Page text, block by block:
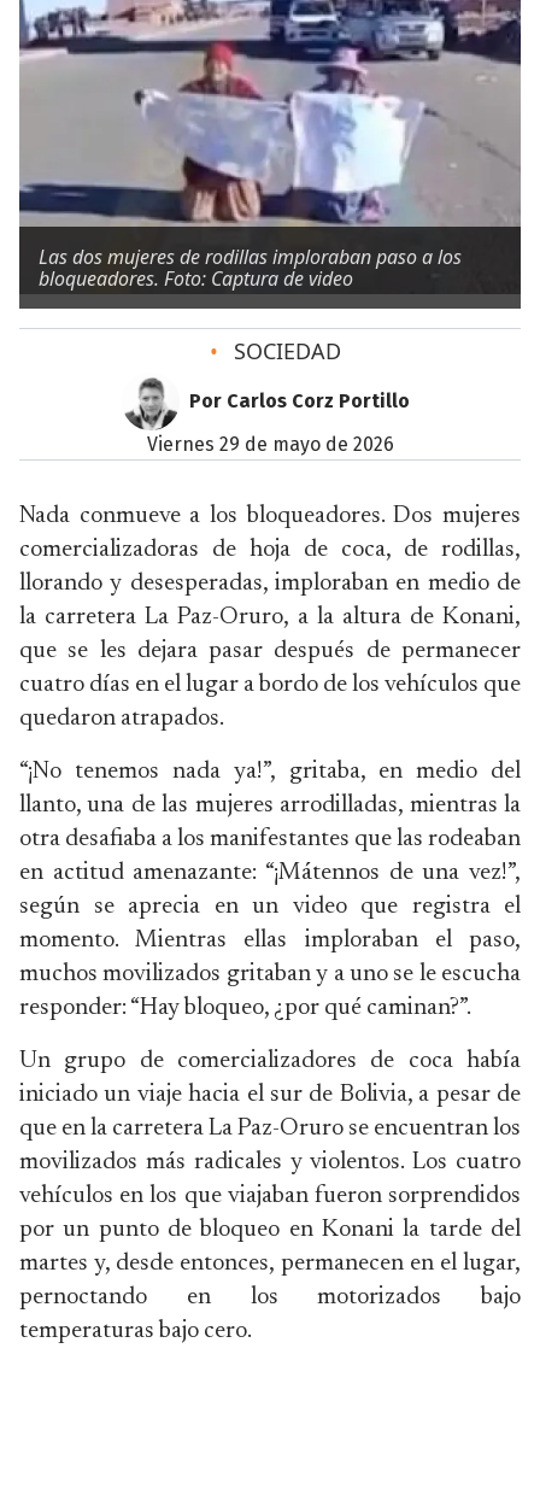
Las dos mujeres de rodillas imploraban paso a los
bloqueadores. Foto: Captura de video
• SOCIEDAD
Por Carlos Corz Portillo
viernes 29 de mayo de 2026
Nada conmueve a los bloqueadores. Dos mujeres
comercializadoras de hoja de coca, de rodillas,
llorando y desesperadas, imploraban en medio de
la carretera La Paz-Oruro, a la altura de Konani,
que se les dejara pasar después de permanecer
cuatro días en el lugar a bordo de los vehículos que
quedaron atrapados.
“¡No tenemos nada ya!”, gritaba, en medio del
llanto, una de las mujeres arrodilladas, mientras la
otra desafiaba a los manifestantes que las rodeaban
en actitud amenazante: “¡Mátennos de una vez!”,
según se aprecia en un video que registra el
momento. Mientras ellas imploraban el paso,
muchos movilizados gritaban y a uno se le escucha
responder: “Hay bloqueo, ¿por qué caminan?”.
Un grupo de comercializadores de coca había
iniciado un viaje hacia el sur de Bolivia, a pesar de
que en la carretera La Paz-Oruro se encuentran los
movilizados más radicales y violentos. Los cuatro
vehículos en los que viajaban fueron sorprendidos
por un punto de bloqueo en Konani la tarde del
martes y, desde entonces, permanecen en el lugar,
pernoctando en los motorizados bajo
temperaturas bajo cero.